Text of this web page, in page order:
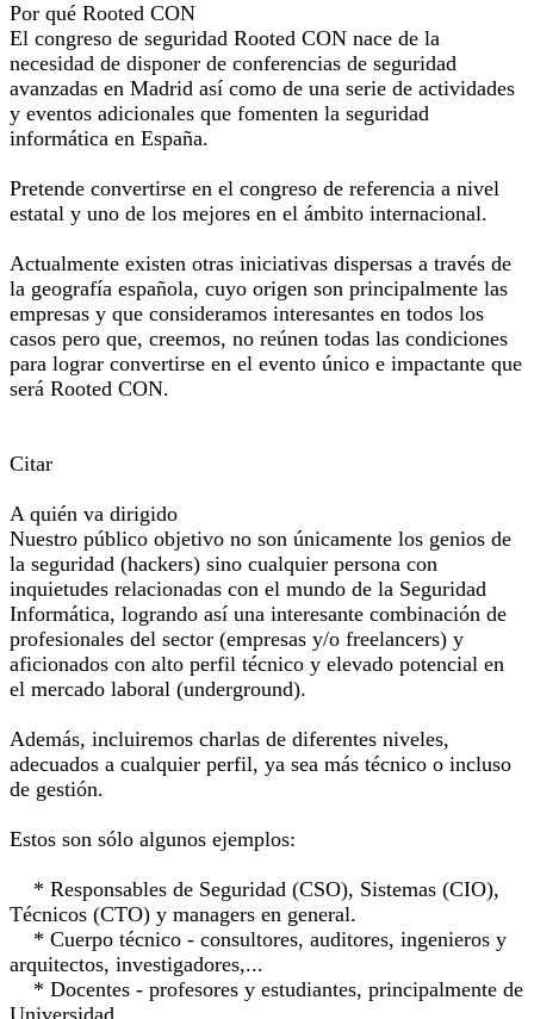
Por qué Rooted CON
El congreso de seguridad Rooted CON nace de la
necesidad de disponer de conferencias de seguridad
avanzadas en Madrid así como de una serie de actividades
y eventos adicionales que fomenten la seguridad
informática en España.
Pretende convertirse en el congreso de referencia a nivel
estatal y uno de los mejores en el ámbito internacional.
Actualmente existen otras iniciativas dispersas a través de
la geografía española, cuyo origen son principalmente las
empresas y que consideramos interesantes en todos los
casos pero que, creemos, no reúnen todas las condiciones
para lograr convertirse en el evento único e impactante que
será Rooted CON.
Citar
A quién va dirigido
Nuestro público objetivo no son únicamente los genios de
la seguridad (hackers) sino cualquier persona con
inquietudes relacionadas con el mundo de la Seguridad
Informática, logrando así una interesante combinación de
profesionales del sector (empresas y/o freelancers) y
aficionados con alto perfil técnico y elevado potencial en
el mercado laboral (underground).
Además, incluiremos charlas de diferentes niveles,
adecuados a cualquier perfil, ya sea más técnico o incluso
de gestión.
Estos son sólo algunos ejemplos:
* Responsables de Seguridad (CSO), Sistemas (CIO),
Técnicos (CTO) y managers en general.
* Cuerpo técnico - consultores, auditores, ingenieros y
arquitectos, investigadores,...
* Docentes - profesores y estudiantes, principalmente de
Universidad,...